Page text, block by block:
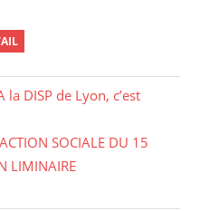
DISP de Lyon, c’est
SOCIALE DU 15
LIMINAIRE